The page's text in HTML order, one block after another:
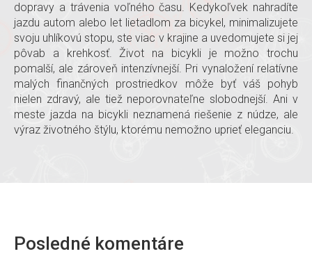
dopravy a trávenia voľného času. Kedykoľvek nahradíte
jazdu autom alebo let lietadlom za bicykel, minimalizujete
svoju uhlíkovú stopu, ste viac v krajine a uvedomujete si jej
pôvab a krehkosť. Život na bicykli je možno trochu
pomalší, ale zároveň intenzívnejší. Pri vynaložení relatívne
malých finančných prostriedkov môže byť váš pohyb
nielen zdravý, ale tiež neporovnateľne slobodnejší. Ani v
meste jazda na bicykli neznamená riešenie z núdze, ale
výraz životného štýlu, ktorému nemožno uprieť eleganciu.
Posledné komentáre